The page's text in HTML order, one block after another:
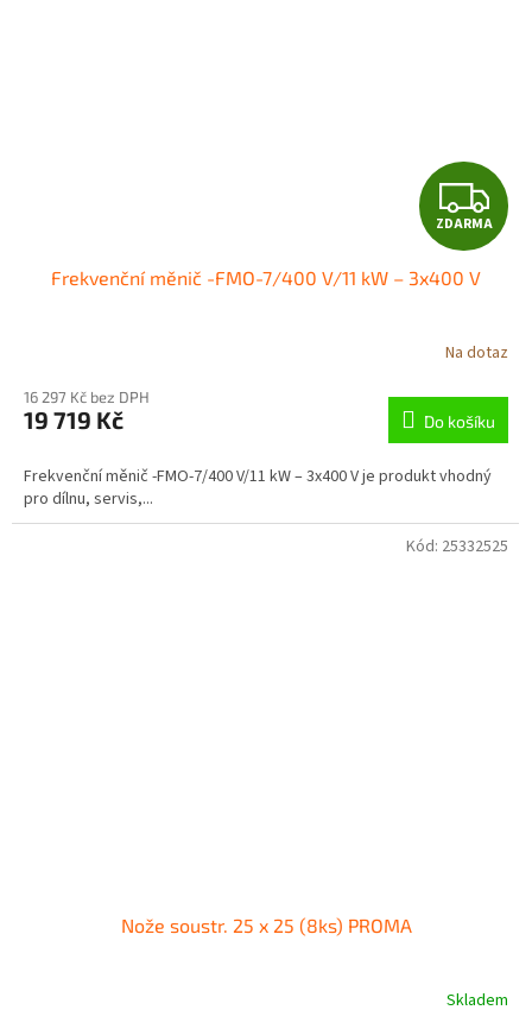
Z
D
R
M
A
ZDARMA
Frekvenční měnič -FMO-7/400 V/11 kW – 3x400 V
Na dotaz
16 297 Kč bez DPH
19 719 Kč Do košíku
Frekvenční měnič -FMO-7/400 V/11 kW – 3x400 V je produkt vhodný
pro dílnu, servis,...
Nože soustr. 25 x 25 (8ks) PROMA
Skladem
Kód: 25332525